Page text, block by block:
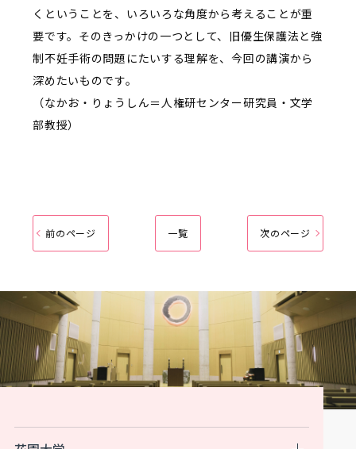
くということを、いろいろな角度から考えることが重
要です。そのきっかけの一つとして、旧優生保護法と強
制不妊手術の問題にたいする理解を、今回の講演から
深めたいものです。
（なかお・りょうしん＝人権研センター研究員・文学
部教授）
前のページ 一覧 次のページ